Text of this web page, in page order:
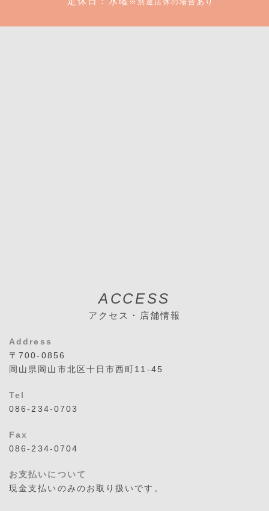
※別途店休の場合あり
ACCESS
アクセス・店舗情報
Address
〒700-0856
岡山県岡山市北区十日市西町11-45
Tel
086-234-0703
Fax
086-234-0704
お支払いについて
現金支払いのみのお取り扱いです。